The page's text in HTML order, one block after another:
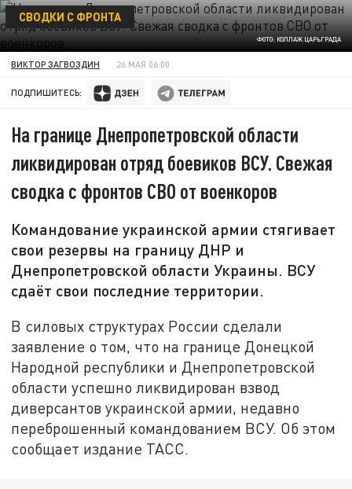
ФОТО: КОЛЛАЖ ЦАРЬГРАДА
СВОДКИ С ФРОНТА
ВИКТОР ЗАГВОЗДИН 26 МАЯ 06:00
ПОДПИШИТЕСЬ:
На границе Днепропетровской области
ликвидирован отряд боевиков ВСУ. Свежая
сводка с фронтов СВО от военкоров
Командование украинской армии стягивает
свои резервы на границу ДНР и
Днепропетровской области Украины. ВСУ
сдаёт свои последние территории.
В силовых структурах России сделали
заявление о том, что на границе Донецкой
Народной республики и Днепропетровской
области успешно ликвидирован взвод
диверсантов украинской армии, недавно
переброшенный командованием ВСУ. Об этом
сообщает издание ТАСС.